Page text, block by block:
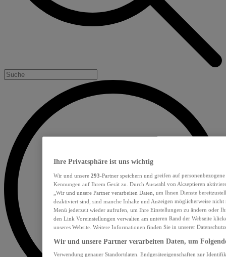
Ihre Privatsphäre ist uns wichtig
Wir und unsere 293-Partner speichern und greifen auf
Kennungen auf Ihrem Gerät zu. Durch Auswahl von Akzeptieren
„Wir und unsere Partner verarbeiten Daten, um Ihnen Dienste
deaktiviert sind, sind manche Inhalte und Anzeigen möglicherweise nicht
Menü jederzeit wieder aufrufen, um Ihre Einstellungen zu ändern oder
den Link Voreinstellungen verwalten am unteren Rand der Webseite
unseres Website. Weitere Informationen finden Sie in unserer
Wir und unsere Partner verarbeiten Daten, um
Verwendung genauer Standortdaten. Endgeräteeigenschaften zur